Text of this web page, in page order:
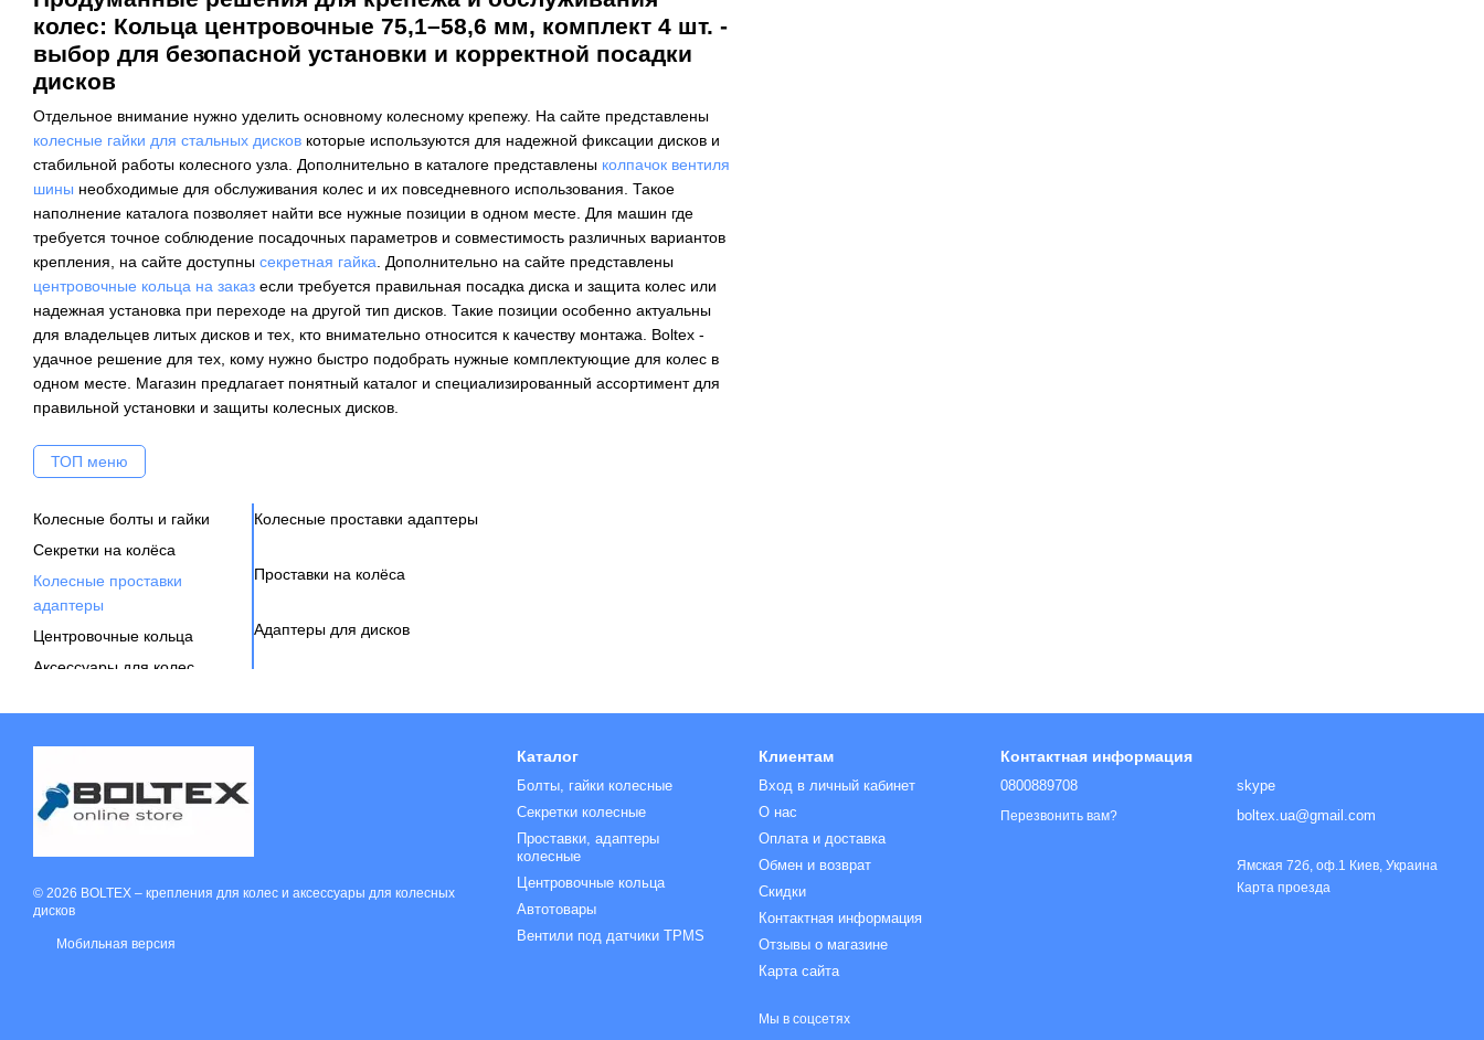
колес: Кольца центровочные 75,1–58,6 мм, комплект 4 шт. -
выбор для безопасной установки и корректной посадки
дисков
Отдельное внимание нужно уделить основному колесному крепежу. На сайте представлены
колесные гайки для стальных дисков которые используются для надежной фиксации дисков и
стабильной работы колесного узла. Дополнительно в каталоге представлены колпачок вентиля
шины необходимые для обслуживания колес и их повседневного использования. Такое
наполнение каталога позволяет найти все нужные позиции в одном месте. Для машин где
требуется точное соблюдение посадочных параметров и совместимость различных вариантов
крепления, на сайте доступны секретная гайка. Дополнительно на сайте представлены
центровочные кольца на заказ если требуется правильная посадка диска и защита колес или
надежная установка при переходе на другой тип дисков. Такие позиции особенно актуальны
для владельцев литых дисков и тех, кто внимательно относится к качеству монтажа. Boltex -
удачное решение для тех, кому нужно быстро подобрать нужные комплектующие для колес в
одном месте. Магазин предлагает понятный каталог и специализированный ассортимент для
правильной установки и защиты колесных дисков.
ТОП меню
Колесные болты и гайки
Секретки на колёса
Колесные проставки
адаптеры
Центровочные кольца
Аксессуары для колес
Колесные проставки адаптеры
Проставки на колёса
Адаптеры для дисков
© 2026 BOLTEX – крепления для колес и аксессуары для колесных
дисков
Мобильная версия
Каталог
Болты, гайки колесные
Секретки колесные
Проставки, адаптеры
колесные
Центровочные кольца
Автотовары
Вентили под датчики TPMS
Клиентам
Вход в личный кабинет
О нас
Оплата и доставка
Обмен и возврат
Скидки
Контактная информация
Отзывы о магазине
Карта сайта
Мы в соцсетях
Контактная информация
0800889708
Перезвонить вам?
skype
boltex.ua@gmail.com
Ямская 72б, оф.1 Киев, Украина
Карта проезда